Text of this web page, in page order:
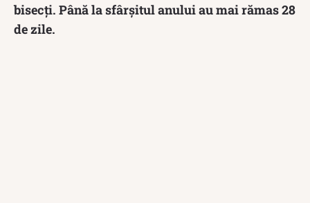
bisecți. Până la sfârșitul anului au mai rămas 28
de zile.